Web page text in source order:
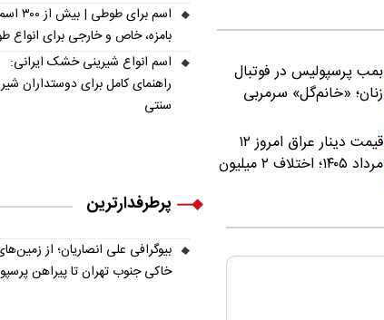
بمب پرسپولیس در فوتبال
زنان؛ «خانم‌گل» سرمربی
قیمت دینار عراق امروز ۱۲
مرداد ۱۴۰۵؛ اختلاف ۲ میلیون
اسم برای
بامزه، خاص و خارجی برای انواع
اسم انواع شیرینی خشک ایرانی:
راهنمای کامل برای دوستداران
سنتی
پرطرفدارترین
بیوگرافی علی انصاریان؛ از
خاکی جنوب تهران تا پیراهن